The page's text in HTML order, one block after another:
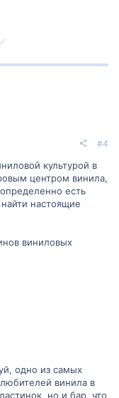
е
и
в
ы
о
#4
культурой в
центром винила,
есть
настоящие
виниловых
одно из самых
винила в
но и бар, что